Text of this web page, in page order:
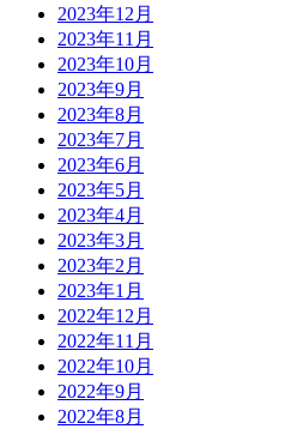
2023年12月
2023年11月
2023年10月
2023年9月
2023年8月
2023年7月
2023年6月
2023年5月
2023年4月
2023年3月
2023年2月
2023年1月
2022年12月
2022年11月
2022年10月
2022年9月
2022年8月